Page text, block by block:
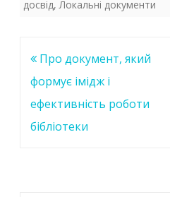
b
o
k
er s
p
p
e
n
досвід, Локальні документи
Навігація
записів
Про документ, який
формує імідж і
ефективність роботи
бібліотеки